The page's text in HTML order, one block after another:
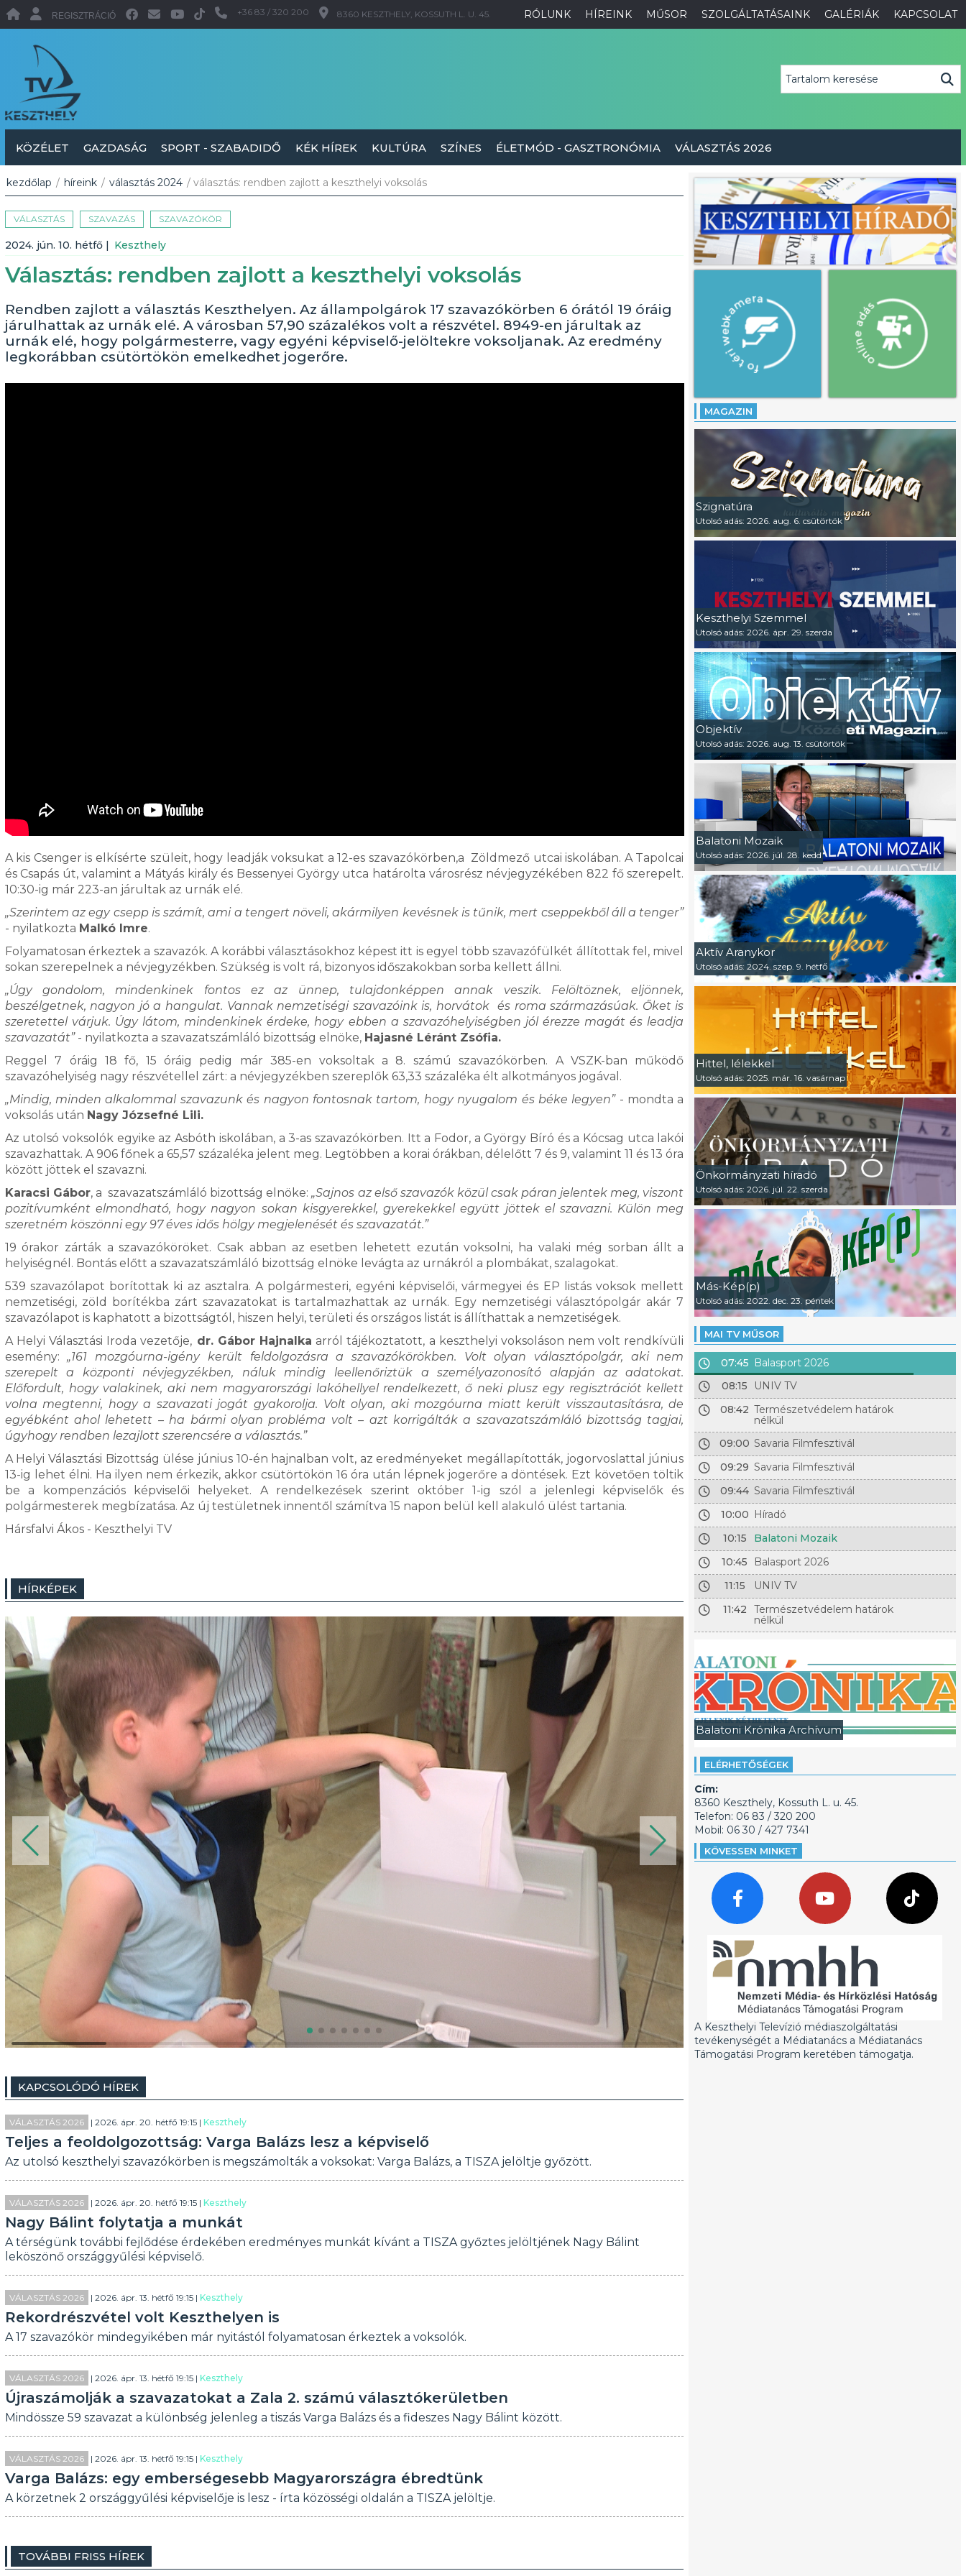
RÓLUNK HÍREINK MŰSOR SZOLGÁLTATÁSAINK GALÉRIÁK KAPCSOLAT
REGISZTRÁCIÓ +36 83 / 320 200 8360 KESZTHELY, KOSSUTH L. U. 45.
KÖZÉLET GAZDASÁG SPORT - SZABADIDŐ KÉK HÍREK KULTÚRA SZÍNES ÉLETMÓD - GASZTRONÓMIA VÁLASZTÁS 2026
kezdőlap / híreink / választás 2024 / választás: rendben zajlott a keszthelyi voksolás
VÁLASZTÁS SZAVAZÁS SZAVAZÓKÖR
2024. jún. 10. hétfő | Keszthely
Választás: rendben zajlott a keszthelyi voksolás
Rendben zajlott a választás Keszthelyen. Az állampolgárok 17 szavazókörben 6 órától 19 óráig
járulhattak az urnák elé. A városban 57,90 százalékos volt a részvétel. 8949-en járultak az
urnák elé, hogy polgármesterre, vagy egyéni képviselő-jelöltekre voksoljanak. Az eredmény
legkorábban csütörtökön emelkedhet jogerőre.
A kis Csenger is elkísérte szüleit, hogy leadják voksukat a 12-es szavazókörben,a Zöldmező utcai iskolában. A Tapolcai
és Csapás út, valamint a Mátyás király és Bessenyei György utca határolta városrész névjegyzékében 822 fő szerepelt.
10:30-ig már 223-an járultak az urnák elé.
„Szerintem az egy csepp is számít, ami a tengert növeli, akármilyen kevésnek is tűnik, mert cseppekből áll a tenger”
- nyilatkozta Malkó Imre.
Folyamatosan érkeztek a szavazók. A korábbi választásokhoz képest itt is egyel több szavazófülkét állítottak fel, mivel
sokan szerepelnek a névjegyzékben. Szükség is volt rá, bizonyos időszakokban sorba kellett állni.
„Úgy gondolom, mindenkinek fontos ez az ünnep, tulajdonképpen annak veszik. Felöltöznek, eljönnek,
beszélgetnek, nagyon jó a hangulat. Vannak nemzetiségi szavazóink is, horvátok és roma származásúak. Őket is
szeretettel várjuk. Úgy látom, mindenkinek érdeke, hogy ebben a szavazóhelyiségben jól érezze magát és leadja
szavazatát” - nyilatkozta a szavazatszámláló bizottság elnöke, Hajasné Léránt Zsófia.
Reggel 7 óráig 18 fő, 15 óráig pedig már 385-en voksoltak a 8. számú szavazókörben. A VSZK-ban működő
szavazóhelyiség nagy részvétellel zárt: a névjegyzékben szereplők 63,33 százaléka élt alkotmányos jogával.
„Mindig, minden alkalommal szavazunk és nagyon fontosnak tartom, hogy nyugalom és béke legyen”- mondta a
voksolás után Nagy Józsefné Lili.
Az utolsó voksolók egyike az Asbóth iskolában, a 3-as szavazókörben. Itt a Fodor, a György Bíró és a Kócsag utca lakói
szavazhattak. A 906 főnek a 65,57 százaléka jelent meg. Legtöbben a korai órákban, délelőtt 7 és 9, valamint 11 és 13 óra
között jöttek el szavazni.
Karacsi Gábor, a szavazatszámláló bizottság elnöke:„Sajnos az első szavazók közül csak páran jelentek meg, viszont
pozitívumként elmondható, hogy nagyon sokan kisgyerekkel, gyerekekkel együtt jöttek el szavazni. Külön meg
szeretném köszönni egy 97 éves idős hölgy megjelenését és szavazatát.”
19 órakor zárták a szavazóköröket. Csak abban az esetben lehetett ezután voksolni, ha valaki még sorban állt a
helyiségnél. Bontás előtt a szavazatszámláló bizottság elnöke levágta az urnákról a plombákat, szalagokat.
539 szavazólapot borítottak ki az asztalra. A polgármesteri, egyéni képviselői, vármegyei és EP listás voksok mellett
nemzetiségi, zöld borítékba zárt szavazatokat is tartalmazhattak az urnák. Egy nemzetiségi választópolgár akár 7
szavazólapot is kaphatott a bizottságtól, hiszen helyi, területi és országos listát is állíthattak a nemzetiségek.
A Helyi Választási Iroda vezetője, dr. Gábor Hajnalka arról tájékoztatott, a keszthelyi voksoláson nem volt rendkívüli
esemény:„161 mozgóurna-igény került feldolgozásra a szavazókörökben. Volt olyan választópolgár, aki nem
szerepelt a központi névjegyzékben, náluk mindig leellenőriztük a személyazonosító alapján az adatokat.
Előfordult, hogy valakinek, aki nem magyarországi lakóhellyel rendelkezett, ő neki plusz egy regisztrációt kellett
volna megtenni, hogy a szavazati jogát gyakorolja. Volt olyan, aki mozgóurna miatt került visszautasításra, de
egyébként ahol lehetett – ha bármi olyan probléma volt – azt korrigálták a szavazatszámláló bizottság tagjai,
úgyhogy rendben lezajlott szerencsére a választás.”
A Helyi Választási Bizottság ülése június 10-én hajnalban volt, az eredményeket megállapították, jogorvoslattal június
13-ig lehet élni. Ha ilyen nem érkezik, akkor csütörtökön 16 óra után lépnek jogerőre a döntések. Ezt követően töltik
be a kompenzációs képviselői helyeket. A rendelkezések szerint október 1-ig szól a jelenlegi képviselők és
polgármesterek megbízatása. Az új testületnek innentől számítva 15 napon belül kell alakuló ülést tartania.
Hársfalvi Ákos - Keszthelyi TV
HÍRKÉPEK
KAPCSOLÓDÓ HÍREK
VÁLASZTÁS 2026 | 2026. ápr. 20. hétfő 19:15 | Keszthely
Teljes a feoldolgozottság: Varga Balázs lesz a képviselő
Az utolsó keszthelyi szavazókörben is megszámolták a voksokat: Varga Balázs, a TISZA jelöltje győzött.
VÁLASZTÁS 2026 | 2026. ápr. 20. hétfő 19:15 | Keszthely
Nagy Bálint folytatja a munkát
A térségünk további fejlődése érdekében eredményes munkát kívánt a TISZA győztes jelöltjének Nagy Bálint
leköszönő országgyűlési képviselő.
VÁLASZTÁS 2026 | 2026. ápr. 13. hétfő 19:15 | Keszthely
Rekordrészvétel volt Keszthelyen is
A 17 szavazókör mindegyikében már nyitástól folyamatosan érkeztek a voksolók.
VÁLASZTÁS 2026 | 2026. ápr. 13. hétfő 19:15 | Keszthely
Újraszámolják a szavazatokat a Zala 2. számú választókerületben
Mindössze 59 szavazat a különbség jelenleg a tiszás Varga Balázs és a fideszes Nagy Bálint között.
VÁLASZTÁS 2026 | 2026. ápr. 13. hétfő 19:15 | Keszthely
Varga Balázs: egy emberségesebb Magyarországra ébredtünk
A körzetnek 2 országgyűlési képviselője is lesz - írta közösségi oldalán a TISZA jelöltje.
TOVÁBBI FRISS HÍREK
MAGAZIN
Szignatúra
Utolsó adás: 2026. aug. 6. csütörtök
Keszthelyi Szemmel
Utolsó adás: 2026. ápr. 29. szerda
Objektív
Utolsó adás: 2026. aug. 13. csütörtök
Balatoni Mozaik
Utolsó adás: 2026. júl. 28. kedd
Aktív Aranykor
Utolsó adás: 2024. szep. 9. hétfő
Hittel, lélekkel
Utolsó adás: 2025. már. 16. vasárnap
Önkormányzati híradó
Utolsó adás: 2026. júl. 22. szerda
Más-Kép(p)
Utolsó adás: 2022. dec. 23. péntek
MAI TV MŰSOR
07:45 Balasport 2026
08:15
UNIV TV
08:42 Természetvédelem határok
nélkül
09:00 Savaria Filmfesztivál
09:29 Savaria Filmfesztivál
09:44 Savaria Filmfesztivál
10:00 Híradó
10:15
Balatoni Mozaik
10:45
Balasport 2026
11:15
UNIV TV
11:42
Természetvédelem határok
nélkül
Balatoni Krónika Archívum
ELÉRHETŐSÉGEK
Cím:
8360 Keszthely, Kossuth L. u. 45.
Telefon: 06 83 / 320 200
Mobil: 06 30 / 427 7341
KÖVESSEN MINKET
A Keszthelyi Televízió médiaszolgáltatási
tevékenységét a Médiatanács a Médiatanács
Támogatási Program keretében támogatja.